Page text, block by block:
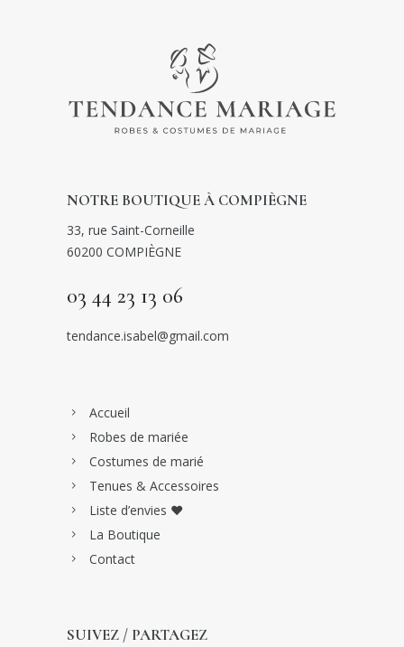
NOTRE BOUTIQUE À COMPIÈGNE
33, rue Saint-Corneille
60200 COMPIÈGNE
03 44 23 13 06
tendance.isabel@gmail.com
Accueil
Robes de mariée
Costumes de marié
Tenues & Accessoires
Liste d’envies ♥
La Boutique
Contact
SUIVEZ / PARTAGEZ